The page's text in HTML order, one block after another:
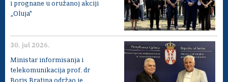
i prognane u oružanoj akciji
„Oluja"
30. jul 2026.
Ministar informisanja i
telekomunikacija prof. dr